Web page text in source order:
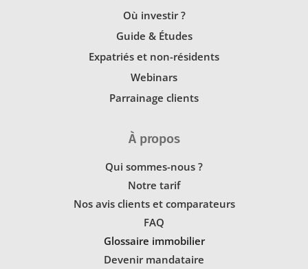
Où investir ?
Guide & Études
Expatriés et non-résidents
Webinars
Parrainage clients
À propos
Qui sommes-nous ?
Notre tarif
Nos avis clients et comparateurs
FAQ
Glossaire immobilier
Devenir mandataire